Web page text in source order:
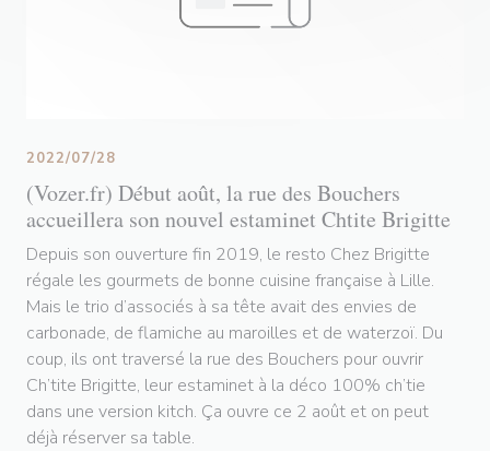
(Vozer.fr) Début août, la rue des Bouchers
accueillera son nouvel estaminet Chtite Brigitte
2022/07/28
Depuis son ouverture fin 2019, le resto Chez Brigitte
régale les gourmets de bonne cuisine française à Lille.
Mais le trio d’associés à sa tête avait des envies de
carbonade, de flamiche au maroilles et de waterzoï. Du
coup, ils ont traversé la rue des Bouchers pour ouvrir
Ch’tite Brigitte, leur estaminet à la déco 100% ch’tie
dans une version kitch. Ça ouvre ce 2 août et on peut
déjà réserver sa table.